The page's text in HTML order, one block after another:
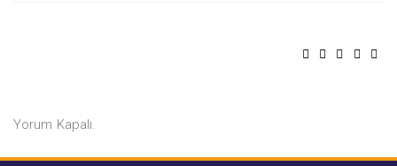
Yorum Kapalı.